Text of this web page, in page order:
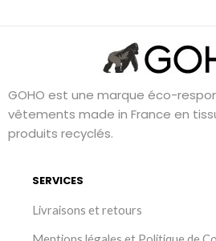
GOHO est une marque éco-
vêtements made in France en
produits recyclés.
SERVICES
Livraisons et retours